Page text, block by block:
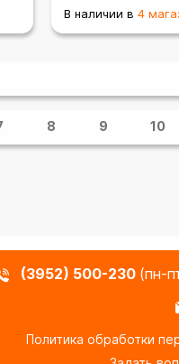
В наличии в 4
8 9 10
(3952) 500-230 (пн-
Политика обработки